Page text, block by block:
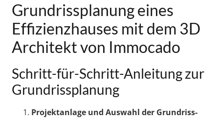
Grundrissplanung eines
Effizienzhauses mit dem 3D
Architekt von Immocado
Schritt-für-Schritt-Anleitung zur
Grundrissplanung
Projektanlage und Auswahl der Grundriss-